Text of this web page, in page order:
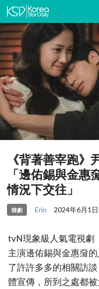
《背著善宰跑》
「邊佑錫與金惠
情況下交往」
韓劇 Erin 2024年6月1
tvN現象級人氣電視劇
主演邊佑錫與金惠奫
了許許多多的相關訪
體宣傳，所到之處都